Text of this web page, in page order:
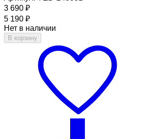
3 690 ₽
5 190 ₽
Нет в наличии
В корзину